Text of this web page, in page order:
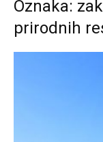
Oznaka:
prirodnih